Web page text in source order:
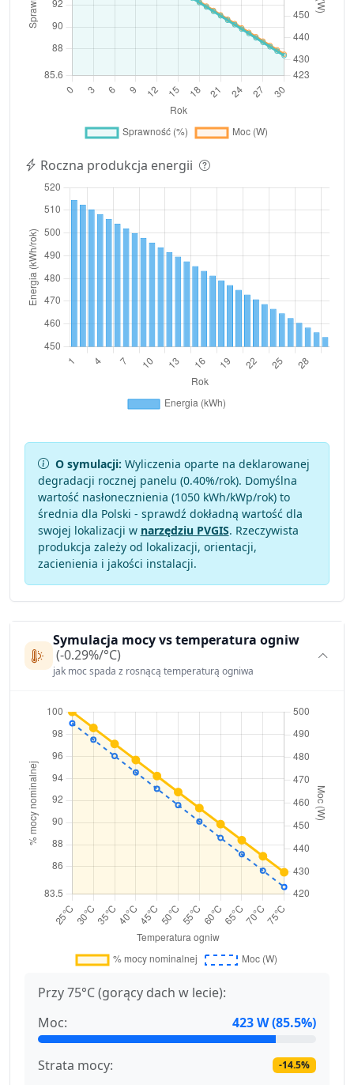
Roczna produkcja energii
O symulacji: Wyliczenia oparte na deklarowanej
degradacji rocznej panelu (0.40%/rok). Domyślna
wartość nasłonecznienia (1050 kWh/kWp/rok) to
średnia dla Polski - sprawdź dokładną wartość dla
swojej lokalizacji w narzędziu PVGIS. Rzeczywista
produkcja zależy od lokalizacji, orientacji,
zacienienia i jakości instalacji.
Symulacja mocy vs temperatura ogniw
(-0.29%/°C)
jak moc spada z rosnącą temperaturą ogniwa
Przy 75°C (gorący dach w lecie):
Moc:
423 W (85.5%)
Strata mocy: -14.5%